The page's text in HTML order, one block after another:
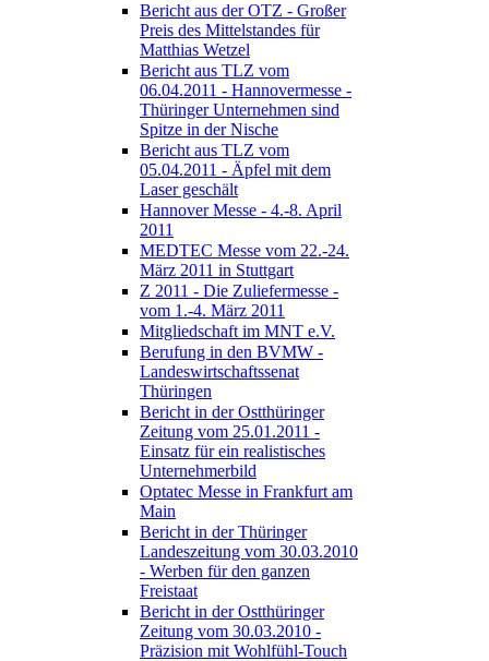
Bericht aus der OTZ - Großer
Preis des Mittelstandes für
Matthias Wetzel
Bericht aus TLZ vom
06.04.2011 - Hannovermesse -
Thüringer Unternehmen sind
Spitze in der Nische
Bericht aus TLZ vom
05.04.2011 - Äpfel mit dem
Laser geschält
Hannover Messe - 4.-8. April
2011
MEDTEC Messe vom 22.-24.
März 2011 in Stuttgart
Z 2011 - Die Zuliefermesse -
vom 1.-4. März 2011
Mitgliedschaft im MNT e.V.
Berufung in den BVMW -
Landeswirtschaftssenat
Thüringen
Bericht in der Ostthüringer
Zeitung vom 25.01.2011 -
Einsatz für ein realistisches
Unternehmerbild
Optatec Messe in Frankfurt am
Main
Bericht in der Thüringer
Landeszeitung vom 30.03.2010
- Werben für den ganzen
Freistaat
Bericht in der Ostthüringer
Zeitung vom 30.03.2010 -
Präzision mit Wohlfühl-Touch